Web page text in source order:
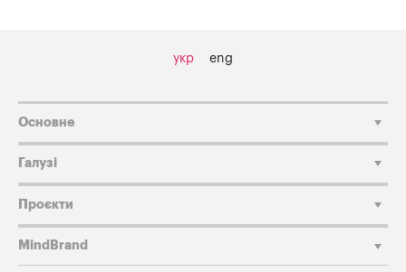
укр eng
Основне
Галузі
Проєкти
MindBrand